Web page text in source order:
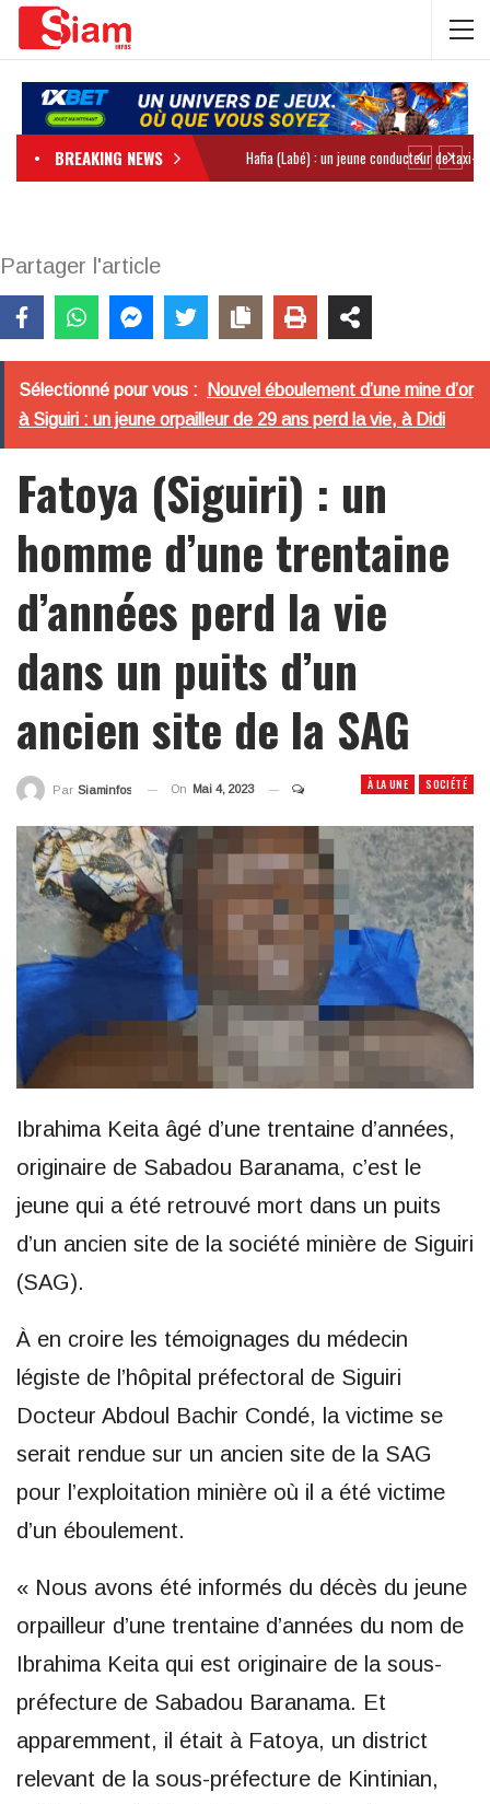
BREAKING NEWS
Partager l'article
Sélectionné pour vous :
Nouvel éboulement d’une mine d’or
à Siguiri : un jeune orpailleur de 29 ans perd la vie, à Didi
Fatoya (Siguiri) : un
homme d’une trentaine
d’années perd la vie
dans un puits d’un
ancien site de la SAG
À LA UNE SOCIÉTÉ
Par Siaminfos On Mai 4, 2023
Ibrahima Keita âgé d’une trentaine d’années,
originaire de Sabadou Baranama, c’est le
jeune qui a été retrouvé mort dans un puits
d’un ancien site de la société minière de Siguiri
(SAG).
À en croire les témoignages du médecin
légiste de l’hôpital préfectoral de Siguiri
Docteur Abdoul Bachir Condé, la victime se
serait rendue sur un ancien site de la SAG
pour l’exploitation minière où il a été victime
d’un éboulement.
« Nous avons été informés du décès du jeune
orpailleur d’une trentaine d’années du nom de
Ibrahima Keita qui est originaire de la sous-
préfecture de Sabadou Baranama. Et
apparemment, il était à Fatoya, un district
relevant de la sous-préfecture de Kintinian,